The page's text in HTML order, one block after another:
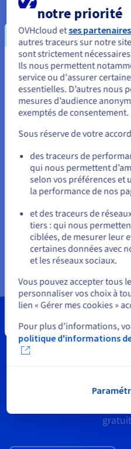
La politique de sécurité des
fournit le cadre de référence
OVHcloud. Elle définit les
comprendre notre approche,
le contexte des opérations et
assurer la protection. La PSSI
le contexte des
comprendre nos
les engagements vis-à-
d'OVHcloud, ainsi que
de maintien en condition
d'information ;
la déclinaison de ces
Politique de
Besoin
Demandez qu’un
Vous semblez
Unis.
Pour commander, rendez-vous
Unis) et créez un compte.
us.ovhcloud.com/
$
Rester sur le site actuel
notre priorité
OVHcloud etses partenaires
autres traceurs sur notre
sont strictement
Ils nous permettent
service ou d'assurer
essentielles. D’autres nous
mesures d’audience
exemptés de consentement.
Sous réserve de votre
des traceurs de
qui nous permettent
selon vos préférences et
la performance de nos
et des traceurs de
tiers : qui nous
ciblées, de mesurer leur
certaines données avec
et les réseaux sociaux.
Vous pouvez accepter tous
personnaliser vos choix à
lien « Gérer mes cookies »
Pour plus d’informations,
politique d'informations